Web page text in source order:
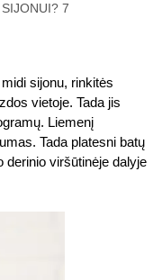
7
sijonu, rinkitės
vietoje. Tada jis
Liemenį
Tada platesni batų
derinio viršūtinėje dalyje